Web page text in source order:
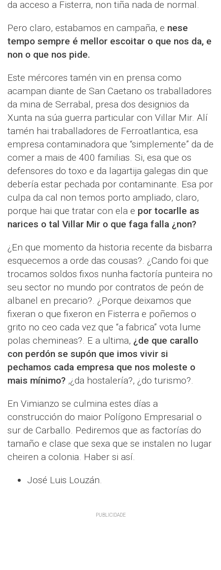
da acceso a Fisterra, non tiña nada de normal.
Pero claro, estabamos en campaña, e nese
tempo sempre é mellor escoitar o que nos da, e
non o que nos pide.
Este mércores tamén vin en prensa como
acampan diante de San Caetano os traballadores
da mina de Serrabal, presa dos designios da
Xunta na súa guerra particular con Villar Mir. Alí
tamén hai traballadores de Ferroatlantica, esa
empresa contaminadora que “simplemente” da de
comer a mais de 400 familias. Si, esa que os
defensores do toxo e da lagartija galegas din que
debería estar pechada por contaminante. Esa por
culpa da cal non temos porto ampliado, claro,
porque hai que tratar con ela e por tocarlle as
narices o tal Villar Mir o que faga falla ¿non?
¿En que momento da historia recente da bisbarra
esquecemos a orde das cousas?. ¿Cando foi que
trocamos soldos fixos nunha factoría punteira no
seu sector no mundo por contratos de peón de
albanel en precario?. ¿Porque deixamos que
fixeran o que fixeron en Fisterra e poñemos o
grito no ceo cada vez que “a fabrica” vota lume
polas chemineas?. E a ultima, ¿de que carallo
con perdón se supón que imos vivir si
pechamos cada empresa que nos moleste o
mais mínimo? ,¿da hostalería?, ¿do turismo?.
En Vimianzo se culmina estes días a
construcción do maior Polígono Empresarial o
sur de Carballo. Pediremos que as factorías do
tamaño e clase que sexa que se instalen no lugar
cheiren a colonia. Haber si así.
José Luis Louzán.